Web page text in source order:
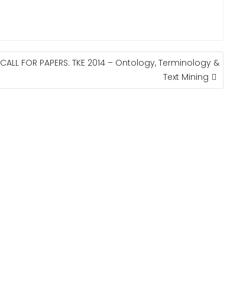
CALL FOR PAPERS: TKE 2014 – Ontology, Terminology &
Text Mining